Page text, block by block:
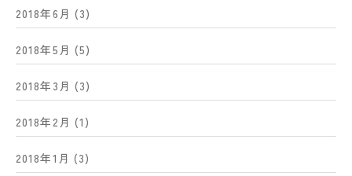
2018年6月 (3)
2018年5月 (5)
2018年3月 (3)
2018年2月 (1)
2018年1月 (3)